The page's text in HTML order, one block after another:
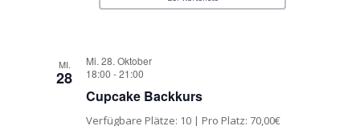
MI.
28
Mi. 28. Oktober
18:00 -21:00
Cupcake Backkurs
Verfügbare Plätze: 10 | Pro Platz: 70,00€